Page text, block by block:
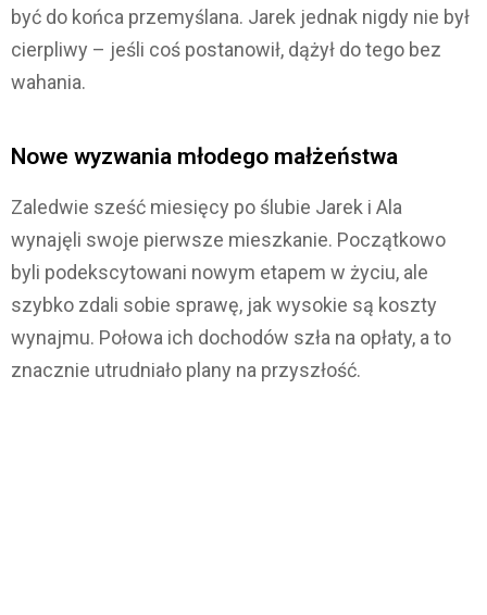
być do końca przemyślana. Jarek jednak nigdy nie był
cierpliwy – jeśli coś postanowił, dążył do tego bez
wahania.
Nowe wyzwania młodego małżeństwa
Zaledwie sześć miesięcy po ślubie Jarek i Ala
wynajęli swoje pierwsze mieszkanie. Początkowo
byli podekscytowani nowym etapem w życiu, ale
szybko zdali sobie sprawę, jak wysokie są koszty
wynajmu. Połowa ich dochodów szła na opłaty, a to
znacznie utrudniało plany na przyszłość.